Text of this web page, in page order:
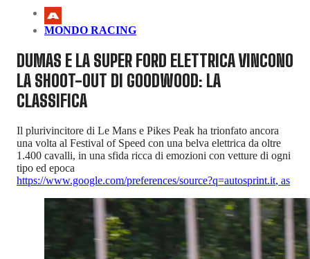
MONDO RACING
DUMAS E LA SUPER FORD ELETTRICA VINCONO
LA SHOOT-OUT DI GOODWOOD: LA
CLASSIFICA
Il plurivincitore di Le Mans e Pikes Peak ha trionfato ancora
una volta al Festival of Speed con una belva elettrica da oltre
1.400 cavalli, in una sfida ricca di emozioni con vetture di ogni
tipo ed epoca
https://www.google.com/preferences/source?q=autosprint.it, as